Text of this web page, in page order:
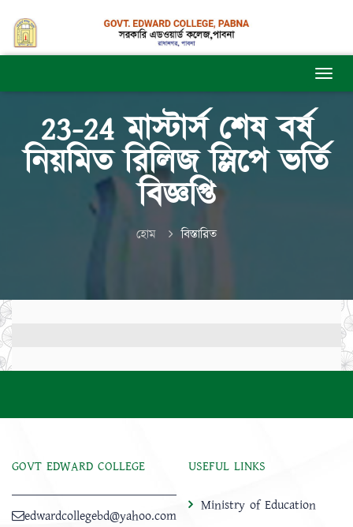
23-24 মাস্টার্স শেষ বর্ষ
নিয়মিত রিলিজ স্লিপে ভর্তি
বিজ্ঞপ্তি
হোম বিস্তারিত
GOVT EDWARD COLLEGE
edwardcollegebd@yahoo.com
USEFUL LINKS
Ministry of Education